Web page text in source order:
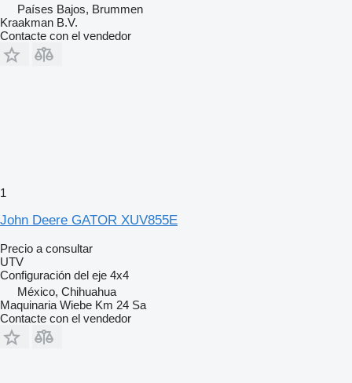
Países Bajos, Brummen
Kraakman B.V.
Contacte con el vendedor
1
John Deere GATOR XUV855E
Precio a consultar
UTV
Configuración del eje 4x4
México, Chihuahua
Maquinaria Wiebe Km 24 Sa
Contacte con el vendedor